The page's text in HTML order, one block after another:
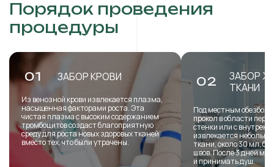
Порядок проведения
процедуры
01 ЗАБОР КРОВИ
Из венозной крови извлекается плазма,
насыщенная факторами роста. Эта
чистая плазма с высоким содержанием
тромбоцитов создаст благоприятную
среду для роста новых здоровых тканей
вместо тех, что были утрачены.
02
ЗАБОР
ТКАНИ
Под местным
прокол в области
стенки или с
извлекается
ткани, около 30 мл,
швов. После 3 дней
и принимать душ.